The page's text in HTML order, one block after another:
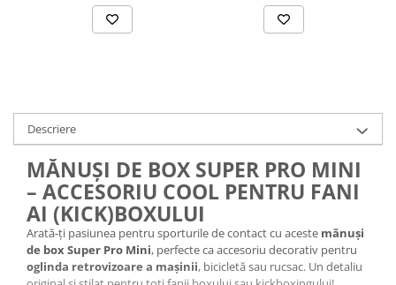
Descriere
MĂNUȘI DE BOX SUPER PRO MINI
– ACCESORIU COOL PENTRU FANI
AI (KICK)BOXULUI
Arată-ți pasiunea pentru sporturile de contact cu aceste mănuși
de box Super Pro Mini, perfecte ca accesoriu decorativ pentru
oglinda retrovizoare a mașinii, bicicletă sau rucsac. Un detaliu